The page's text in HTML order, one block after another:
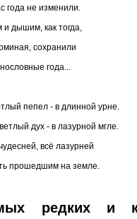
года не изменили.
дышим, как тогда,
сохранили
года...
пепел - в длинной урне.
дух - в лазурной мгле.
всё лазурней
прошедшим на земле.
редких и